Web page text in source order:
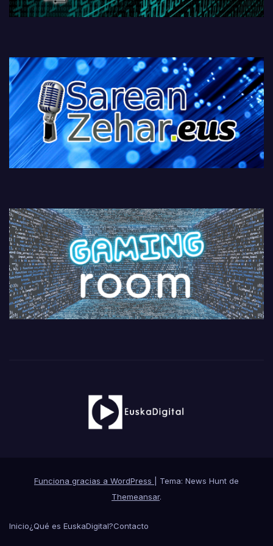
Funciona gracias a WordPress
Tema: News Hunt de
Themeansar.
Inicio¿Qué es EuskaDigital?Contacto